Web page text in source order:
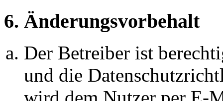
6. Änderungsvorbehalt
Der Betreiber ist
und die